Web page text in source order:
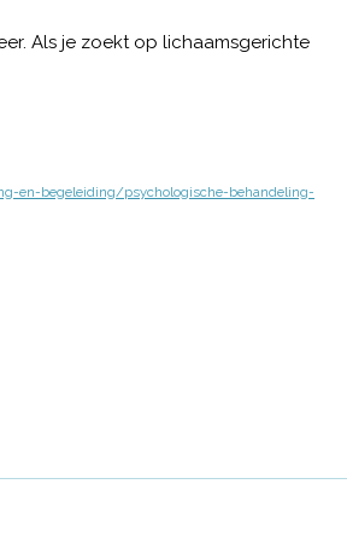
Als je zoekt op lichaamsgerichte
en-begeleiding/psychologische-behandeling-